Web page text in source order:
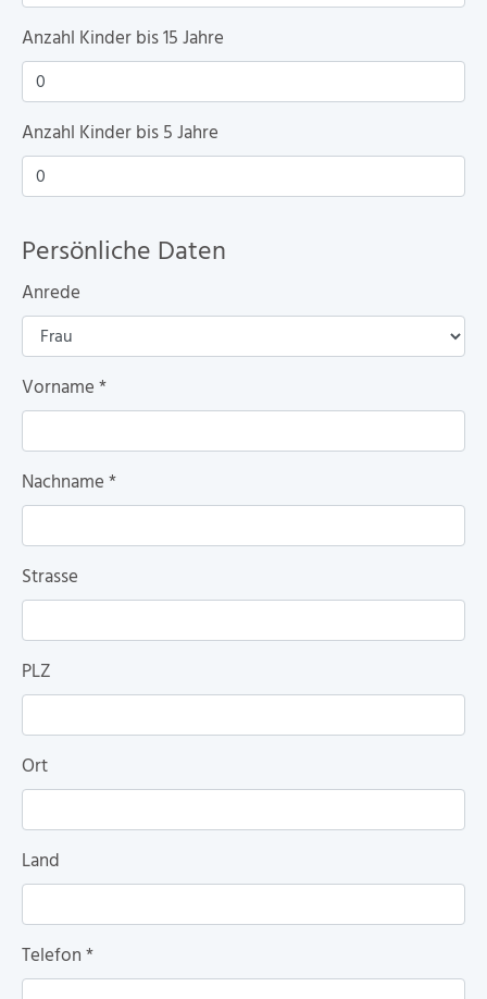
Anzahl Kinder bis 15 Jahre
Anzahl Kinder bis 5 Jahre
Persönliche Daten
Anrede
Vorname *
Nachname *
Strasse
PLZ
Ort
Land
Telefon *